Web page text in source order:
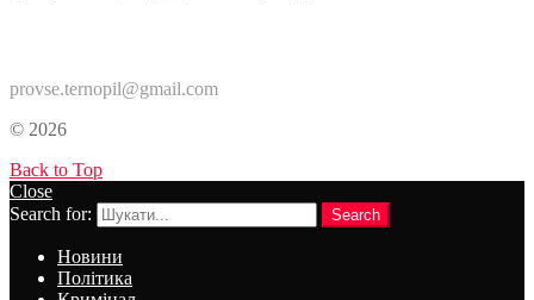
provse.ternopil@gmail.com
© 2026
Back to Top
Close
Search for:
Search
Новини
Політика